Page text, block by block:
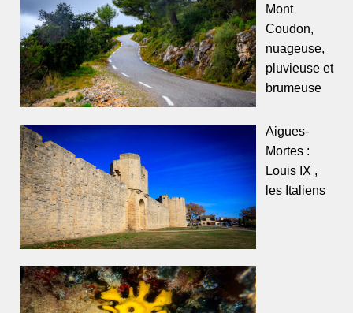
Mont
Coudon,
nuageuse,
pluvieuse et
brumeuse
Aigues-
Mortes :
Louis IX ,
les Italiens